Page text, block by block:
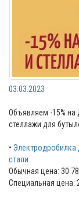
03.03.2023
Объявляем -15% на
стеллажи для
• Электродробилка
стали
Обычная цена: 30
Специальная цена: